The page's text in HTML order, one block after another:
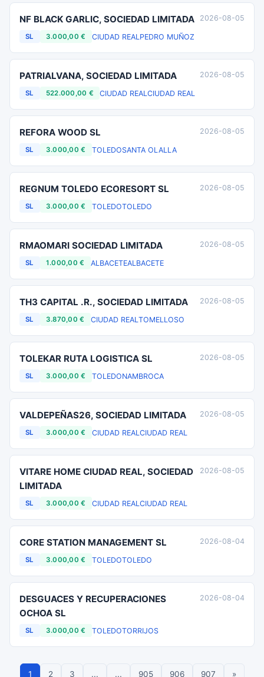
NF BLACK GARLIC, SOCIEDAD LIMITADA
SL 3.000,00 € CIUDAD REAL PEDRO MUÑOZ
2026-08-05
PATRIALVANA, SOCIEDAD LIMITADA
SL 522.000,00 € CIUDAD REALCIUDAD REAL
2026-08-05
REFORA WOOD SL
SL 3.000,00 € TOLEDOSANTA OLALLA
2026-08-05
REGNUM TOLEDO ECORESORT SL
SL 3.000,00 € TOLEDOTOLEDO
2026-08-05
RMAOMARI SOCIEDAD LIMITADA
SL 1.000,00 € ALBACETEALBACETE
2026-08-05
TH3 CAPITAL .R., SOCIEDAD LIMITADA
SL 3.870,00 € CIUDAD REAL TOMELLOSO
2026-08-05
TOLEKAR RUTA LOGISTICA SL
SL 3.000,00 € TOLEDONAMBROCA
2026-08-05
VALDEPEÑAS26, SOCIEDAD LIMITADA
SL 3.000,00 € CIUDAD REAL CIUDAD REAL
2026-08-05
VITARE HOME CIUDAD REAL, SOCIEDAD
LIMITADA
SL 3.000,00 € CIUDAD REAL CIUDAD REAL
2026-08-05
CORE STATION MANAGEMENT SL
SL 3.000,00 € TOLEDOTOLEDO
2026-08-04
DESGUACES Y RECUPERACIONES
OCHOA SL
SL 3.000,00 € TOLEDOTORRIJOS
2026-08-04
1 2 3 ... ... 905 906 907 »